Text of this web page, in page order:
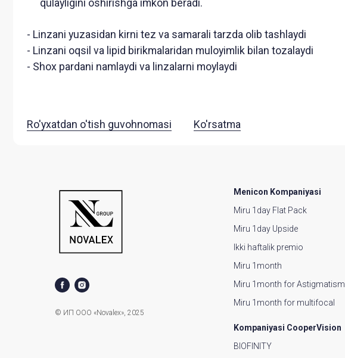
Ro'yxatdan o'tish guvohnomasi Ko'rsatma
© ИП ООО «Novalex», 2025
Menicon Kompaniyasi
Miru 1day Flat Pack
Miru 1day Upside
Ikki haftalik premio
Miru 1month
Miru 1month for Astigmatism
Miru 1month for multifocal
Kompaniyasi CooperVision
BIOFINITY